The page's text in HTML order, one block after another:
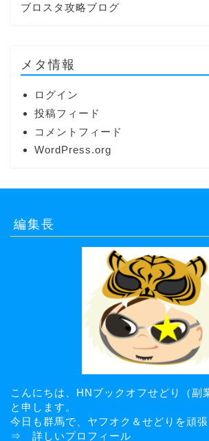
ブロスタ攻略ブログ
メタ情報
ログイン
投稿フィード
コメントフィード
WordPress.org
編集長
こんにちは、HNブックオフせどり（副
と申します。
今日も群馬で、ヤフオク＆せどりを頑張
⇒ 詳しいプロフィール